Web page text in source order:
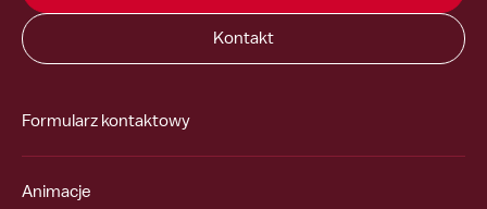
Kontakt
Formularz kontaktowy
Animacje